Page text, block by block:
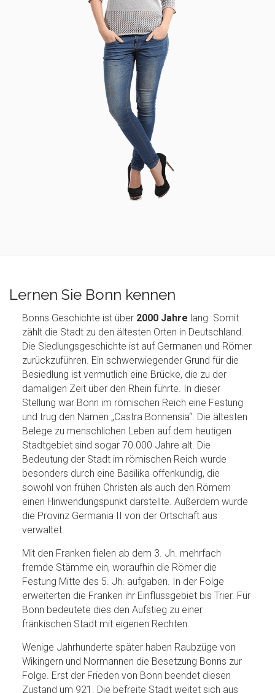
Lernen Sie Bonn kennen
Bonns Geschichte ist über 2000 Jahre lang. Somit
zählt die Stadt zu den ältesten Orten in Deutschland.
Die Siedlungsgeschichte ist auf Germanen und Römer
zurückzuführen. Ein schwerwiegender Grund für die
Besiedlung ist vermutlich eine Brücke, die zu der
damaligen Zeit über den Rhein führte. In dieser
Stellung war Bonn im römischen Reich eine Festung
und trug den Namen „Castra Bonnensia“. Die ältesten
Belege zu menschlichen Leben auf dem heutigen
Stadtgebiet sind sogar 70.000 Jahre alt. Die
Bedeutung der Stadt im römischen Reich wurde
besonders durch eine Basilika offenkundig, die
sowohl von frühen Christen als auch den Römern
einen Hinwendungspunkt darstellte. Außerdem wurde
die Provinz Germania II von der Ortschaft aus
verwaltet.
Mit den Franken fielen ab dem 3. Jh. mehrfach
fremde Stämme ein, woraufhin die Römer die
Festung Mitte des 5. Jh. aufgaben. In der Folge
erweiterten die Franken ihr Einflussgebiet bis Trier. Für
Bonn bedeutete dies den Aufstieg zu einer
fränkischen Stadt mit eigenen Rechten.
Wenige Jahrhunderte später haben Raubzüge von
Wikingern und Normannen die Besetzung Bonns zur
Folge. Erst der Frieden von Bonn beendet diesen
Zustand um 921. Die befreite Stadt weitet sich aus